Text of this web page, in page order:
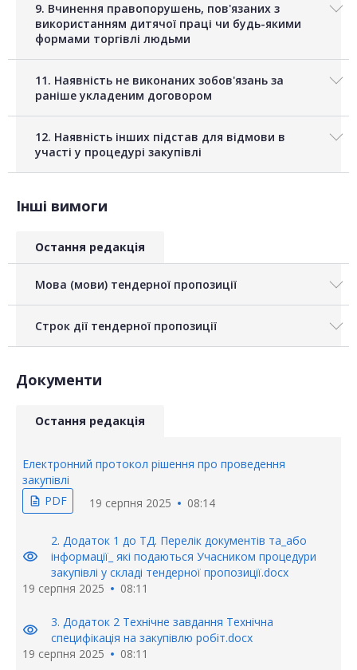
9. Вчинення правопорушень, пов'язаних з
використанням дитячої праці чи будь-якими
формами торгівлі людьми
11. Наявність не виконаних зобов'язань за
раніше укладеним договором
12. Наявність інших підстав для відмови в
участі у процедурі закупівлі
Інші вимоги
Остання редакція
Мова (мови) тендерної пропозиції
Строк дії тендерної пропозиції
Документи
Остання редакція
Електронний протокол рішення про проведення
закупівлі
description PDF 19 серпня 2025 08:14
visibility
2. Додаток 1 до ТД. Перелік документів та_або
інформації_ які подаються Учасником процедури
закупівлі у складі тендерної пропозиції.docx
19 серпня 2025
08:11
visibility
3. Додаток 2 Технічне завдання Технічна
специфікація на закупівлю робіт.docx
19 серпня 2025
08:11